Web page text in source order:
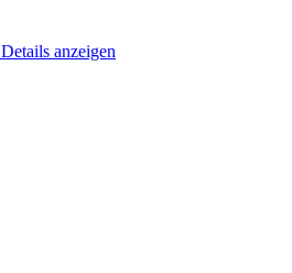
Details anzeigen